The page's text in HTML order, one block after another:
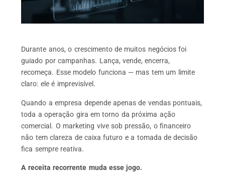
Durante anos, o crescimento de muitos negócios foi
guiado por campanhas. Lança, vende, encerra,
recomeça. Esse modelo funciona — mas tem um limite
claro: ele é imprevisível.
Quando a empresa depende apenas de vendas pontuais,
toda a operação gira em torno da próxima ação
comercial. O marketing vive sob pressão, o financeiro
não tem clareza de caixa futuro e a tomada de decisão
fica sempre reativa.
A receita recorrente muda esse jogo.